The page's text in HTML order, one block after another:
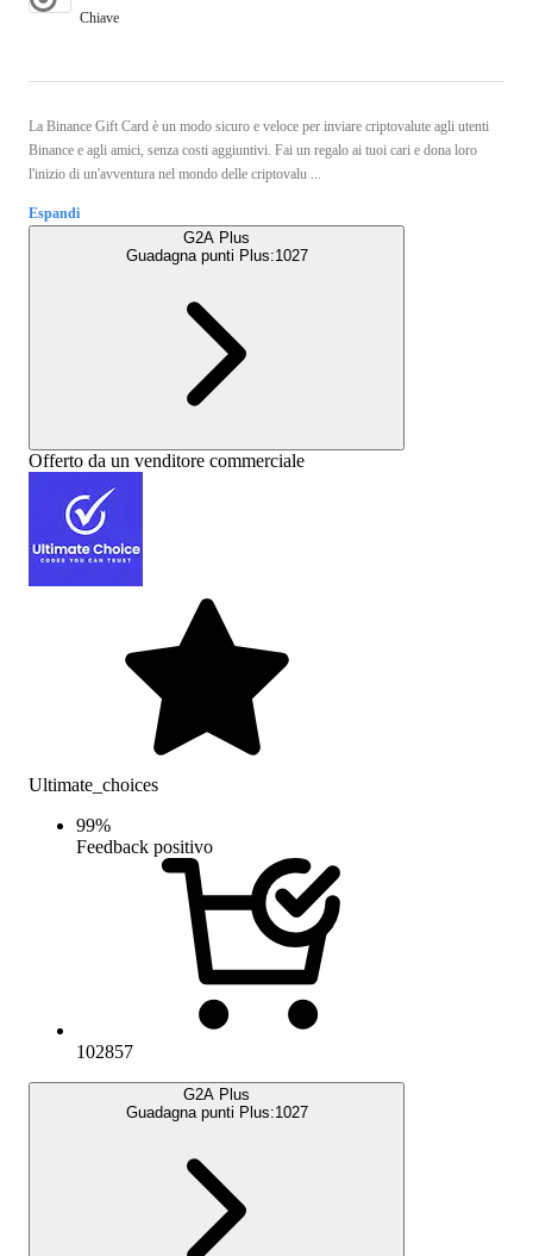
Chiave
La Binance Gift Card è un modo sicuro e veloce per inviare criptovalute agli utenti
Binance e agli amici, senza costi aggiuntivi. Fai un regalo ai tuoi cari e dona loro
l'inizio di un'avventura nel mondo delle criptovalu ...
Espandi
G2A Plus
Guadagna punti Plus:1027
Offerto da un venditore commerciale
Ultimate_choices
99%
Feedback positivo
102857
G2A Plus
Guadagna punti Plus:1027